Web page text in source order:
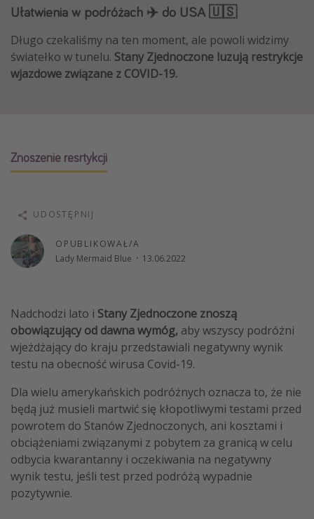
Zanzibar
Polska
Wszystkie kierunki
Wakacje All Inclusive
Wakacje do 1000 PLN
Noclegi z prywatnym jacuzzi w pokoju/na tarasie
Weekend dla dwojga
City Break
Hotele SPA i wellness
Sylwester za granicą
Wyjazd na narty
Wyjazdy na Majówkę
Wszystkie
Ułatwienia w podróżach ✈️ do USA 🇺🇸
Długo czekaliśmy na ten moment, ale powoli widzimy
światełko w tunelu. Stany Zjednoczone luzują restrykcje
wjazdowe związane z COVID-19.
Znoszenie resrtykcji
OPUBLIKOWAŁ/A
Lady Mermaid Blue · 13.06.2022
UDOSTĘPNIJ
Nadchodzi lato i Stany Zjednoczone znoszą
obowiązujący od dawna wymóg, aby wszyscy podróżni
wjeżdżający do kraju przedstawiali negatywny wynik
testu na obecność wirusa Covid-19.
Dla wielu amerykańskich podróżnych oznacza to, że nie
będą już musieli martwić się kłopotliwymi testami przed
powrotem do Stanów Zjednoczonych, ani kosztami i
obciążeniami związanymi z pobytem za granicą w celu
odbycia kwarantanny i oczekiwania na negatywny
wynik testu, jeśli test przed podróżą wypadnie
pozytywnie.